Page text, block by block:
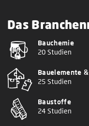
Das
Bauchemie
20 Studien
Bauelemente
25 Studien
Baustoffe
24 Studien